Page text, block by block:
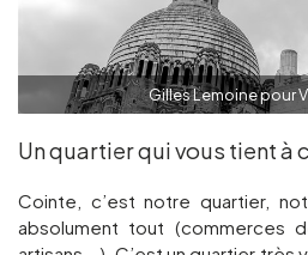
Gilles Lemoine pour
Un quartier qui vous tient à
Cointe, c’est notre quartier,
absolument tout (commerces